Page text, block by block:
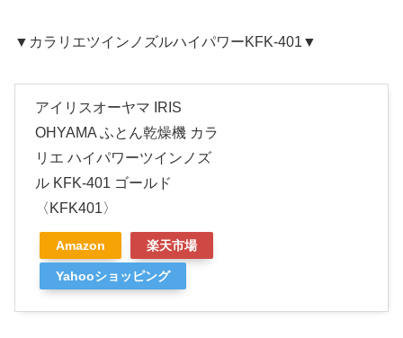
▼カラリエツインノズルハイパワーKFK-401▼
アイリスオーヤマ IRIS
OHYAMA ふとん乾燥機 カラ
リエ ハイパワーツインノズ
ル KFK-401 ゴールド
〈KFK401〉
Amazon 楽天市場
Yahooショッピング